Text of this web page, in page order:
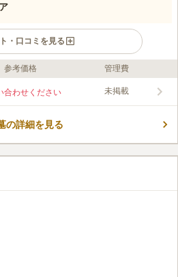
・口コミを見る
園風景の中に佇むお墓です。 由佐氏代々
されており、屋根付きの地蔵堂がありま
ていません。
参考価格 管理費
合わせください 未掲載
の詳細を見る